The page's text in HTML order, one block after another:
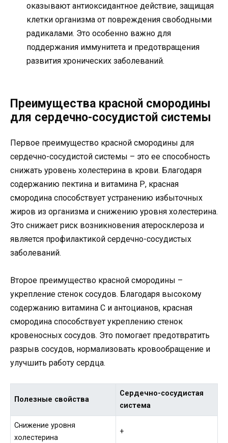
оказывают антиоксидантное действие, защищая
клетки организма от повреждения свободными
радикалами. Это особенно важно для
поддержания иммунитета и предотвращения
развития хронических заболеваний.
Преимущества красной смородины
для сердечно-сосудистой системы
Первое преимущество красной смородины для
сердечно-сосудистой системы – это ее способность
снижать уровень холестерина в крови. Благодаря
содержанию пектина и витамина Р, красная
смородина способствует устранению избыточных
жиров из организма и снижению уровня холестерина.
Это снижает риск возникновения атеросклероза и
является профилактикой сердечно-сосудистых
заболеваний.
Второе преимущество красной смородины –
укрепление стенок сосудов. Благодаря высокому
содержанию витамина С и антоцианов, красная
смородина способствует укреплению стенок
кровеносных сосудов. Это помогает предотвратить
разрыв сосудов, нормализовать кровообращение и
улучшить работу сердца.
Полезные свойства
Сердечно-сосудистая
система
Снижение уровня
холестерина
+